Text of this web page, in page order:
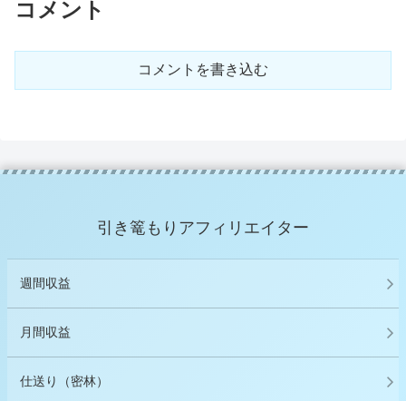
コメント
コメントを書き込む
引き篭もりアフィリエイター
週間収益
月間収益
仕送り（密林）